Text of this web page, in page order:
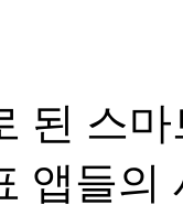
된 스
앱들의